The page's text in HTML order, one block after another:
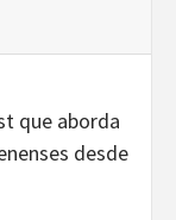
que aborda
desde